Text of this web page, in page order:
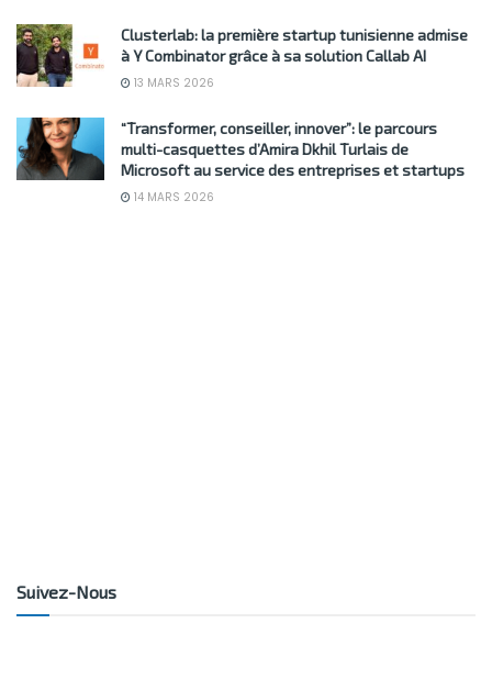
Clusterlab: la première startup tunisienne admise
à Y Combinator grâce à sa solution Callab AI
13 MARS 2026
“Transformer, conseiller, innover”: le parcours
multi-casquettes d’Amira Dkhil Turlais de
Microsoft au service des entreprises et startups
14 MARS 2026
Suivez-Nous